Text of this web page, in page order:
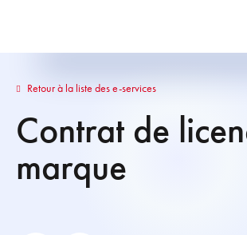
Retour à la liste des e-services
Contrat de
marque